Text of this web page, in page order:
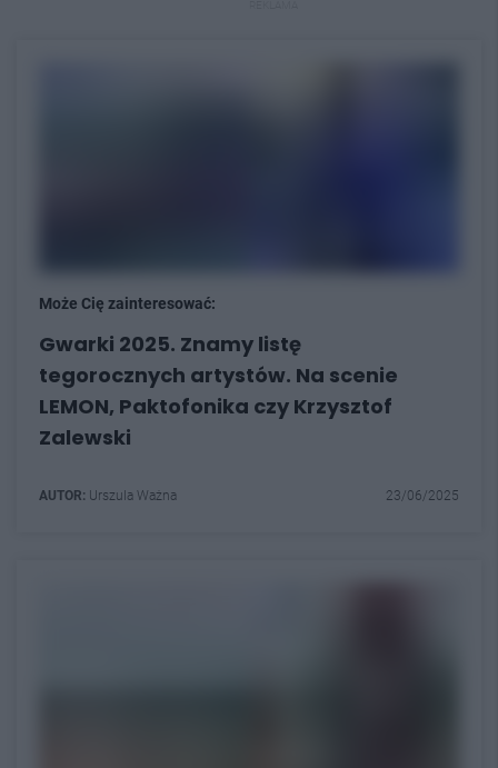
Może Cię zainteresować:
Gwarki 2025. Znamy listę
tegorocznych artystów. Na scenie
LEMON, Paktofonika czy Krzysztof
Zalewski
AUTOR: Urszula Ważna 23/06/2025